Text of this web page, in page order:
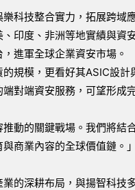
科技整合實力，拓展跨域
印度、非洲等地實績與資
進軍全球企業資安市場。
規模，更看好其ASIC設
對端資安服務，可望形成
動的關鍵戰場。我們將結
商業內容的全球價值鏈。」
的深耕布局，與揚智科技